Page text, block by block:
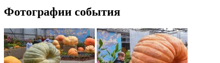
Фотографии события